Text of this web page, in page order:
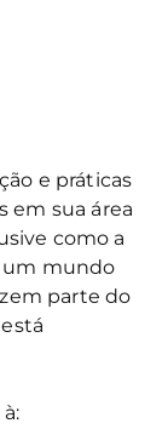
e práticas
em sua área
como a
um mundo
parte do